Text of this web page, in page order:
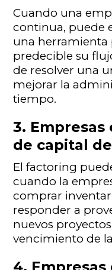
Cuando una
continua, puede
una herramienta
predecible su
de resolver una
mejorar la
tiempo.
3. Empresas
de capital
El factoring
cuando la
comprar
responder a
nuevos
vencimiento de